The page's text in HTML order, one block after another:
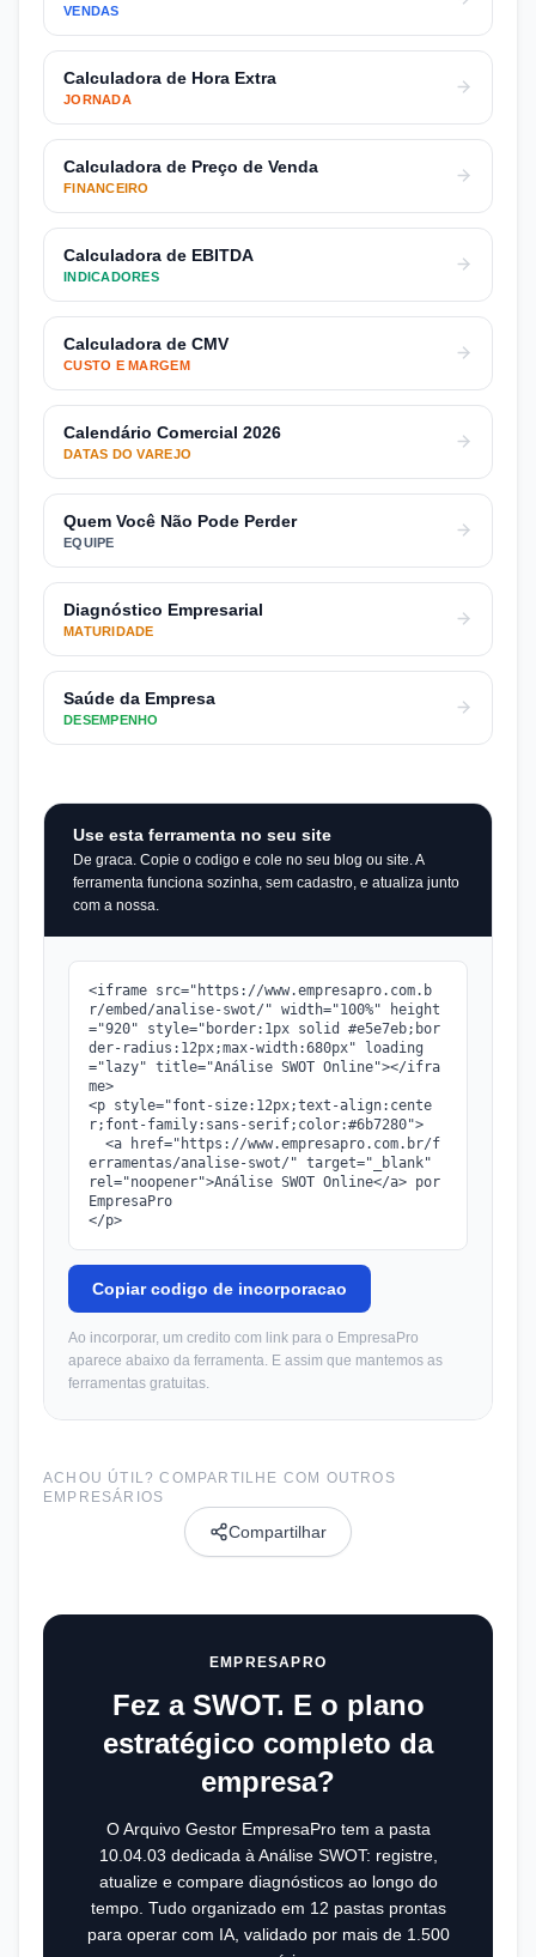
VENDAS
Calculadora de Hora Extra
JORNADA
Calculadora de Preço de Venda
FINANCEIRO
Calculadora de EBITDA
INDICADORES
Calculadora de CMV
CUSTO E MARGEM
Calendário Comercial 2026
DATAS DO VAREJO
Quem Você Não Pode Perder
EQUIPE
Diagnóstico Empresarial
MATURIDADE
Saúde da Empresa
DESEMPENHO
Use esta ferramenta no seu site
De graca. Copie o codigo e cole no seu blog ou site. A
ferramenta funciona sozinha, sem cadastro, e atualiza junto
com a nossa.
<iframe src="https://www.empresapro.com.b
r/embed/analise-swot/" width="100%" height
="920" style="border:1px solid #e5e7eb;bor
der-radius:12px;max-width:680px" loading
="lazy" title="Análise SWOT Online"></ifra
me>
<p style="font-size:12px;text-align:cente
r;font-family:sans-serif;color:#6b7280">
erramentas/analise-swot/" target="_blank"
rel="noopener">Análise SWOT Online</a> por
EmpresaPro
</p>
Copiar codigo de incorporacao
Ao incorporar, um credito com link para o EmpresaPro
aparece abaixo da ferramenta. E assim que mantemos as
ferramentas gratuitas.
ACHOU ÚTIL? COMPARTILHE COM OUTROS
EMPRESÁRIOS
Compartilhar
EMPRESAPRO
Fez a SWOT. E o plano
estratégico completo da
empresa?
O Arquivo Gestor EmpresaPro tem a pasta
10.04.03 dedicada à Análise SWOT: registre,
atualize e compare diagnósticos ao longo do
tempo. Tudo organizado em 12 pastas prontas
para operar com IA, validado por mais de 1.500